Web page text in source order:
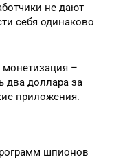
не дают
себя одинаково
–
два доллара за
приложения.
шпионов